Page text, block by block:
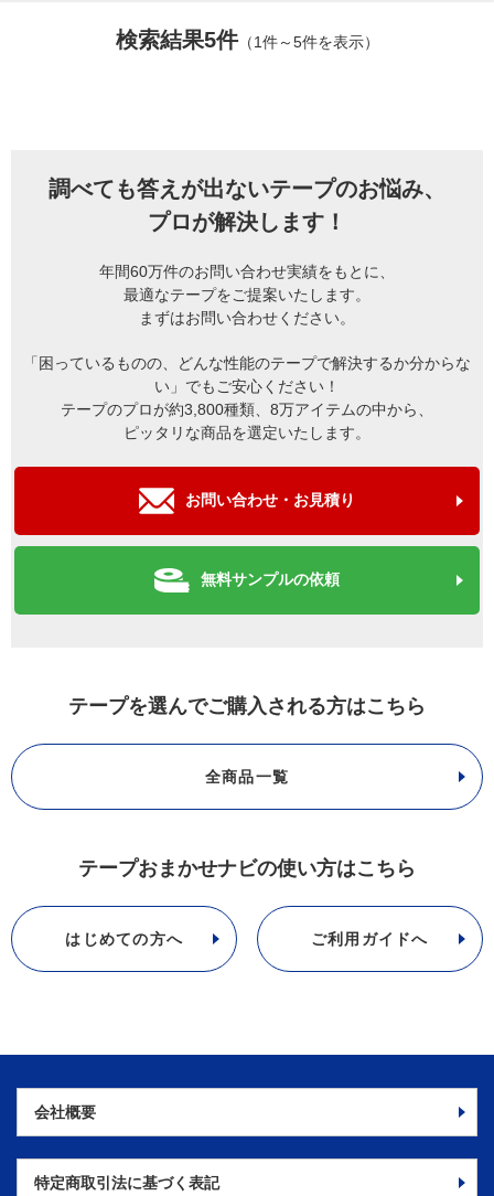
検索結果5件（1件～5件を表示）
調べても答えが出ないテープのお悩み、
プロが解決します！
年間60万件のお問い合わせ実績をもとに、
最適なテープをご提案いたします。
まずはお問い合わせください。
「困っているものの、どんな性能のテープで解決するか分からな
い」でもご安心ください！
テープのプロが約3,800種類、8万アイテムの中から、
ピッタリな商品を選定いたします。
お問い合わせ・お見積り
無料サンプルの依頼
テープを選んでご購入される方はこちら
全商品一覧
テープおまかせナビの使い方はこちら
はじめての方へ ご利用ガイドへ
会社概要
特定商取引法に基づく表記